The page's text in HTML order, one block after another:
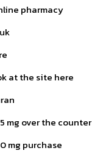
pharmacy
at the site here
mg over the counter
mg purchase